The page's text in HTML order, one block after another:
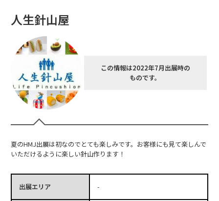
人生針山屋
この情報は2022年7月出展時の
ものです。
夏のHMJ出展は初なのでとても楽しみです。お客様にも見て楽しんで
いただけるように楽しい針山作ります！
出展エリア -